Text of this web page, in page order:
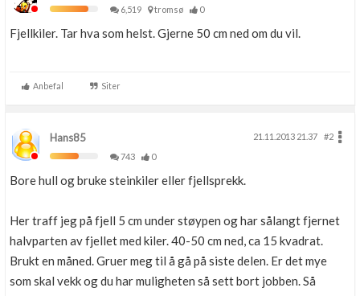
6,519
tromsø 0
Fjellkiler. Tar hva som helst. Gjerne 50 cm ned om du vil.
Anbefal Siter
Hans85 21.11.2013 21.37
#2
743
0
Bore hull og bruke steinkiler eller fjellsprekk.
Her traff jeg på fjell 5 cm under støypen og har sålangt fjernet
halvparten av fjellet med kiler. 40-50 cm ned, ca 15 kvadrat.
Brukt en måned. Gruer meg til å gå på siste delen. Er det mye
som skal vekk og du har muligheten så sett bort jobben. Så